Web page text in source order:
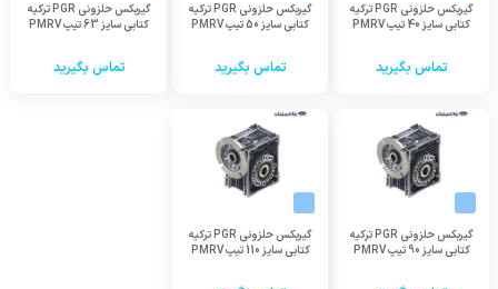
گیربکس حلزونی PGR ترکیه
کتابی سایز 40 تیپ PMRV
تماس بگیرید
گیربکس حلزونی PGR ترکیه
کتابی سایز 50 تیپ PMRV
تماس بگیرید
گیربکس حلزونی PGR ترکیه
کتابی سایز 63 تیپ PMRV
تماس بگیرید
گیربکس حلزونی PGR ترکیه
کتابی سایز 90 تیپ PMRV
گیربکس حلزونی PGR ترکیه
کتابی سایز 110 تیپ PMRV